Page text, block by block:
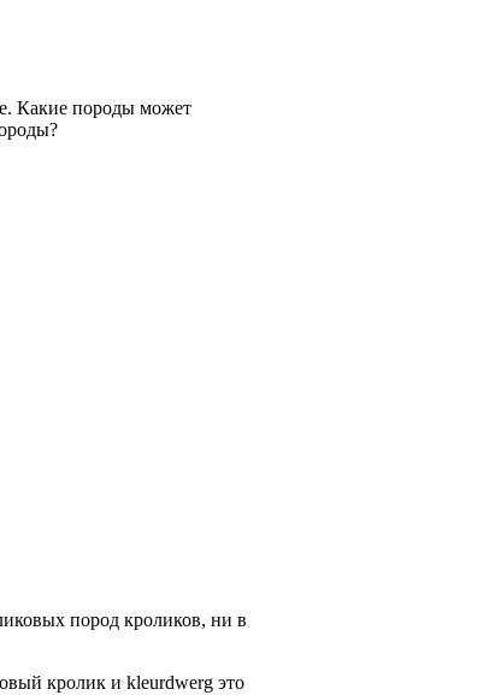
Какие породы может
пород кроликов, ни в
кролик и kleurdwerg это